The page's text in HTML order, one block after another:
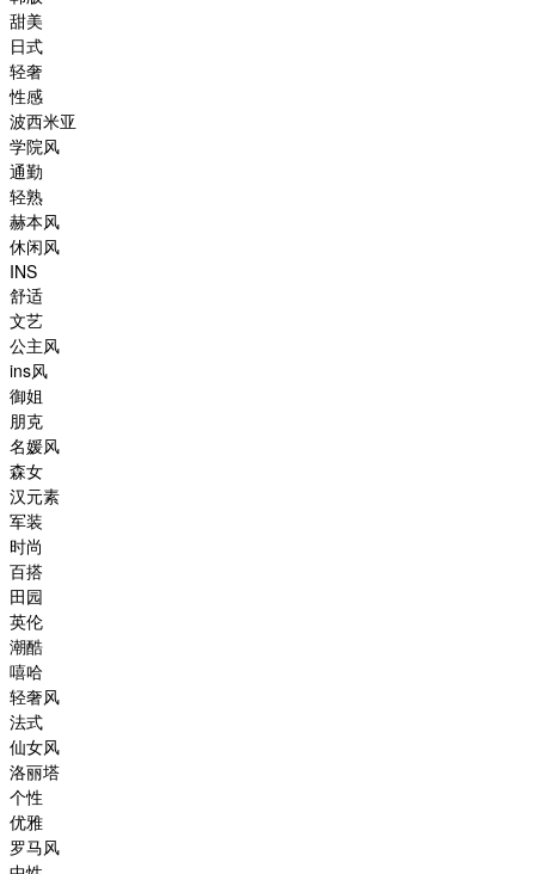
甜美
日式
轻奢
性感
波西米亚
学院风
通勤
轻熟
赫本风
休闲风
INS
舒适
文艺
公主风
ins风
御姐
朋克
名媛风
森女
汉元素
军装
时尚
百搭
田园
英伦
潮酷
嘻哈
轻奢风
法式
仙女风
洛丽塔
个性
优雅
罗马风